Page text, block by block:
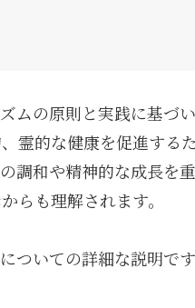
ムの原則と実践に基づ
霊的な健康を促進する
調和や精神的な成長を
らも理解されます。
ついての詳細な説明です